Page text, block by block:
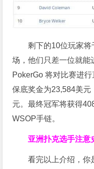
剩下的10位玩家
场，他们只差一位就能
PokerGo 将对比赛进
保底奖金为23,584美
元。最终冠军将获得
WSOP手链。
亚洲扑克选手注意
看完以上介绍，你